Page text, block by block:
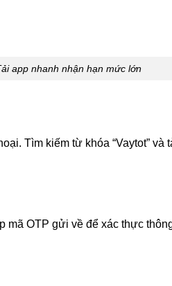
app nhanh nhận hạn mức lớn
Tìm kiếm từ khóa “Vaytot”
OTP gửi về để xác thực